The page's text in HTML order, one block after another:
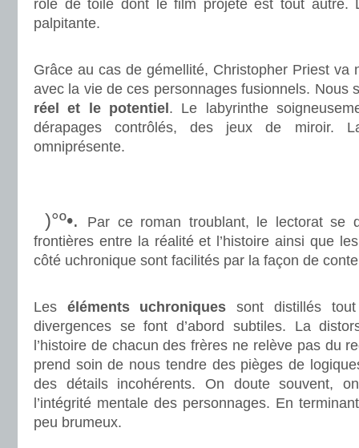
rôle de toile dont le film projeté est tout autre.
palpitante.
Grâce au cas de gémellité, Christopher Priest va
avec la vie de ces personnages fusionnels. Nous
réel et le potentiel . Le labyrinthe
dérapages contrôlés, des jeux de miroir.
omniprésente.
)°º•.
Par ce roman troublant, le lectorat se
frontières entre la réalité et l’histoire ainsi que
côté uchronique sont facilités par la façon de
Les éléments uchroniques sont distillés
divergences se font d’abord subtiles. La
l’histoire de chacun des frères ne relève pas du
prend soin de nous tendre des pièges de
des détails incohérents. On doute souvent,
l’intégrité mentale des personnages. En
peu brumeux.